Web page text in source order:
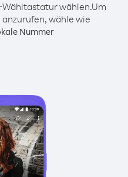
Wähltastatur wählen.Um
wähle wie
Nummer